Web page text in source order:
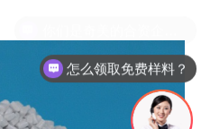
怎么领取免费样料？